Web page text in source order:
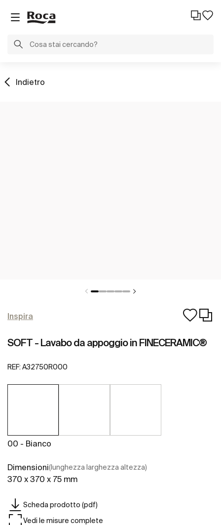
Indietro
Inspira
SOFT - Lavabo da appoggio in FINECERAMIC®
REF: A32750R000
00 - Bianco
Dimensioni(lunghezza larghezza altezza)
370 x 370 x 75 mm
Scheda prodotto (pdf)
Vedi le misure complete